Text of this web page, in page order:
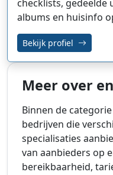
checklists,
albums en huisinfo
Bekijk profiel
Meer over
Binnen de categorie
bedrijven die
specialisaties
van aanbieders op
bereikbaarheid,